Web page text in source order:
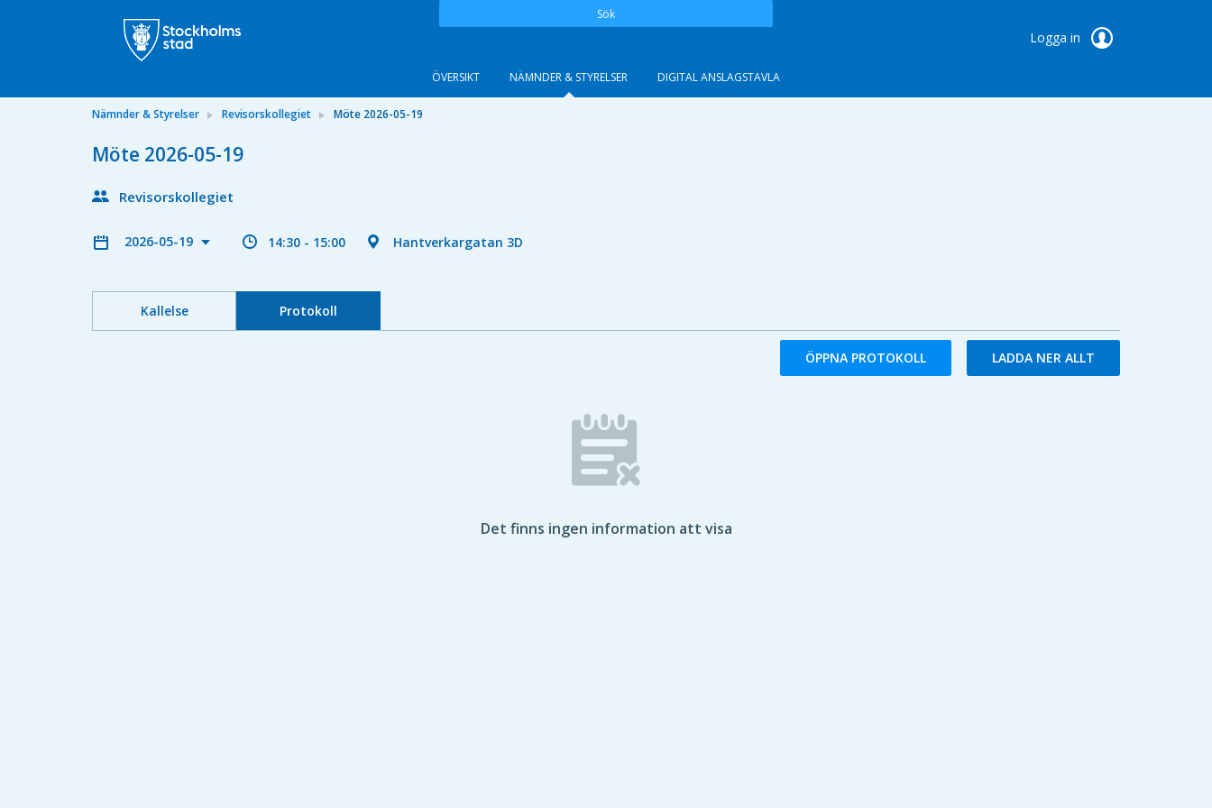
Sök
Logga in
ÖVERSIKT NÄMNDER & STYRELSER DIGITAL ANSLAGSTAVLA
Nämnder & Styrelser Revisorskollegiet Möte 2026-05-19
Möte 2026-05-19
Revisorskollegiet
2026-05-19 14:30 - 15:00 Hantverkargatan 3D
Kallelse Protokoll
ÖPPNA PROTOKOLL LADDA NER ALLT
Det finns ingen information att visa